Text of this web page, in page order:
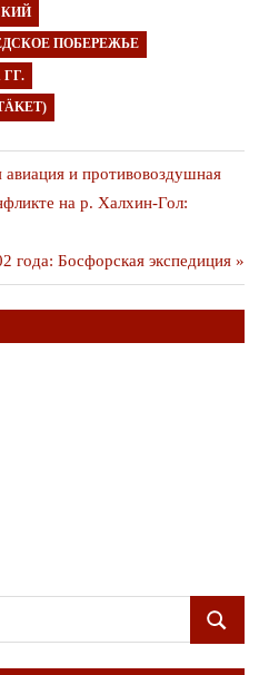
ПОБЕРЕЖЬЕ
ГГ.
авиация и противовоздушная
на р. Халхин-Гол:
года: Босфорская экспедиция
ПОИСК